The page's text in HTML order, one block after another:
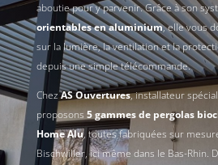
aboutie pour y parvenir. Grâce à son
orientables en aluminium, elle vous
sur la lumière, la ventilation et la
depuis une simple télécommande.
ChezAS Ouvertures, installateur
proposons 5 gammes de pergolas
Home Alu, toutes fabriquées sur
Bischwiller, ici même dans le Bas-Rhin.